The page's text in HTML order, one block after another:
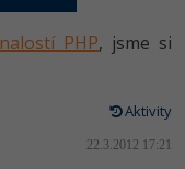
PHP, jsme si
Aktivity
22.3.2012 17:21